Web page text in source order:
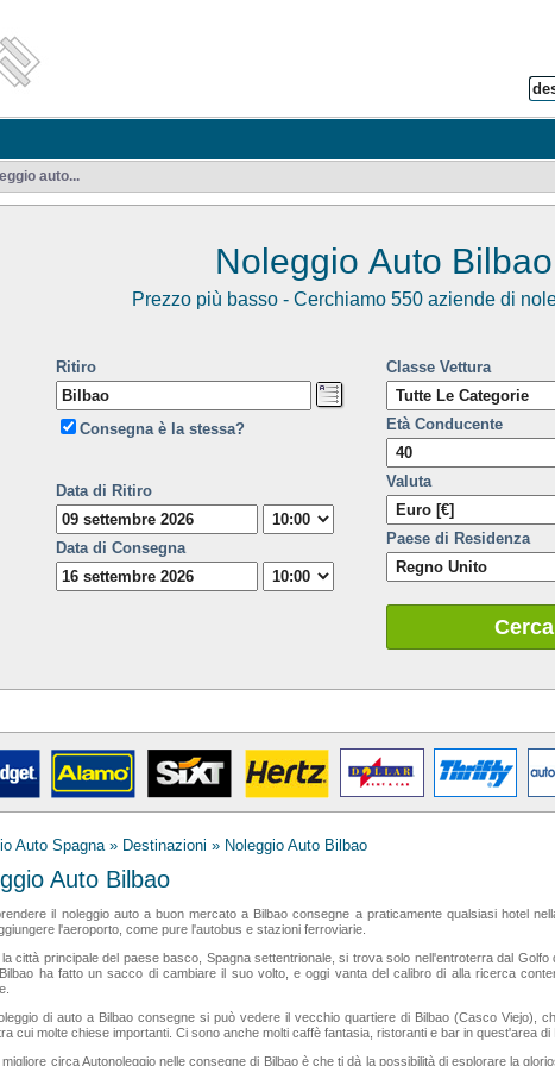
auto...
Noleggio Auto Bilbao
Prezzo più basso - Cerchiamo 550 aziende di
Ritiro
Consegna è la stessa?
Data di Ritiro
Data di Consegna
Classe Vettura
Età Conducente
Valuta
Paese di Residenza
Cerca
Auto Spagna» Destinazioni » Noleggio Auto Bilbao
Auto Bilbao
il noleggio auto a buon mercato a Bilbao consegne a praticamente qualsiasi hotel
l'aeroporto, come pure l'autobus e stazioni ferroviarie.
la città principale del paese basco, Spagna settentrionale, si trova solo nell'entroterra dal
ha fatto un sacco di cambiare il suo volto, e oggi vanta del calibro di alla ricerca
di auto a Bilbao consegne si può vedere il vecchio quartiere di Bilbao (Casco Viejo),
cui molte chiese importanti. Ci sono anche molti caffè fantasia, ristoranti e bar in quest'area di
circa Autonoleggio nelle consegne di Bilbao è che ti dà la possibilità di esplorare la